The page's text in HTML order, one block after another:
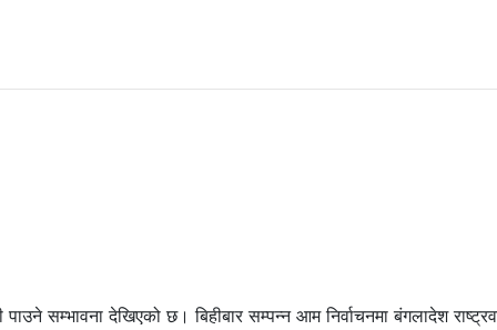
सम्भावना देखिएको छ। बिहीबार सम्पन्न आम निर्वाचनमा बंगलादेश